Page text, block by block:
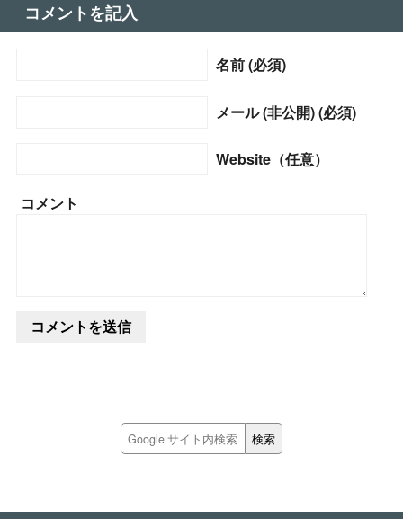
コメントを記入
名前 (必須)
メール (非公開) (必須)
Website（任意）
コメント